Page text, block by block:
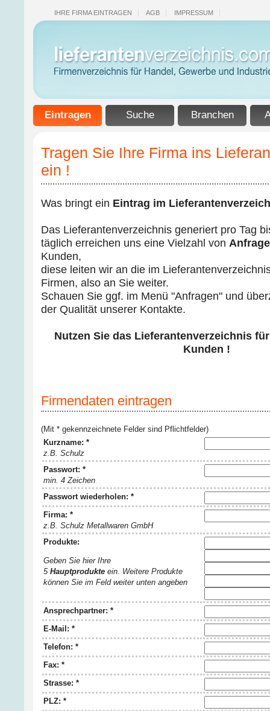
IHRE FIRMA EINTRAGEN AGB IMPRESSUM
Eintragen Suche Branchen
Tragen Sie Ihre Firma ins
ein !
Was bringt ein Eintrag im
Das Lieferantenverzeichnis generiert pro Tag
täglich erreichen uns eine Vielzahl von
Kunden,
diese leiten wir an die im
Firmen, also an Sie weiter.
Schauen Sie ggf. im Menü "Anfragen" und
der Qualität unserer Kontakte.
Nutzen Sie das Lieferantenverzeichnis
Kunden !
Firmendaten eintragen
(Mit * gekennzeichnete Felder sind Pflichtfelder)
Kurzname: *
z.B. Schulz
Passwort: *
min. 4 Zeichen
Passwort wiederholen: *
Firma: *
z.B. Schulz Metallwaren GmbH
Produkte:
Geben Sie hier Ihre
5 Hauptprodukte ein. Weitere Produkte
können Sie im Feld weiter unten angeben
Ansprechpartner: *
E-Mail: *
Telefon: *
Fax: *
Strasse: *
PLZ: *